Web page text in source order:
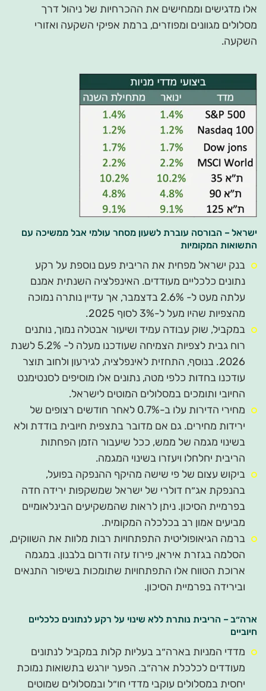
אלו מדגישים וממחישים את ההכרחיות של ניהול דרך
מסלולים מגוונים ומפוזרים, ברמת אפיקי השקעה ואזורי
השקעה.
ישראל – הבורסה עוברת לשעון מסחר עולמי אבל ממשיכה עם
התשואות המקומיות
בנק ישראל מפחית את הריבית פעם נוספת על רקע
נתונים כלכליים מעודדים. האינפלציה השנתית אמנם
עלתה מעט ל- 2.6% בדצמבר, אך עדיין נותרה נמוכה
מהצפיות שהיו מעל ל-3% לסוף 2025.
במקביל, שוק עבודה עמיד ושיעור אבטלה נמוך, נותנים
רוח גבית לצפיות הצמיחה שעודכנו מעלה ל- 5.2% לשנת
2026. בנוסף, התחזית לאינפלציה, לגירעון ולחוב תוצר
עודכנו בחדות כלפי מטה, נתונים אלו מוסיפים לסנטימנט
החיובי ותומכים במסלולים המוטים לישראל.
מחירי הדירות עלו ב-0.7% לאחר חודשים רצופים של
ירידות מחירים. גם אם מדובר בתצפית חיובית בודדת ולא
בשינוי מגמה של ממש, ככל שיעבור הזמן הפחתות
הריבית יחלחלו ויעזרו בשינוי המגמה.
ביקוש עצום של פי שישה מהיקף ההנפקה בפועל,
בהנפקת אג״ח דולרי של ישראל שמשקפות ירידה חדה
בפרמיית הסיכון. ניתן לראות שהמשקיעים הבינלאומיים
מביעים אמון רב בכלכלה המקומית.
ברמה הגיאופוליטית התפתחויות רבות מלוות את השווקים,
הסלמה בגזרת איראן, פירוז עזה ודרום בלבנון. במגמה
ארוכת הטווח אלו התפתחויות שתומכות בשיפור התנאים
ובירידה בפרמיית הסיכון.
ארה״ב – הריבית נותרת ללא שינוי על רקע לנתונים כלכליים
חיוביים
מדדי המניות בארה״ב בעליות קלות במקביל לנתונים
מעודדים לכלכלת ארה״ב. הפער יורגש בתשואות נמוכת
יחסית במסלולים עוקבי מדדי חו״ל ובמסלולים שמוטים